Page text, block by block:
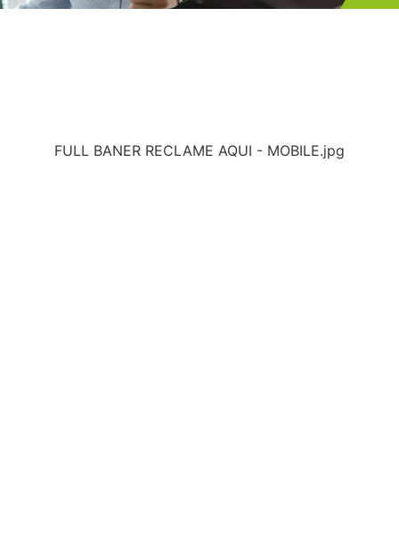
FULL BANER RECLAME AQUI - MOBILE.jpg